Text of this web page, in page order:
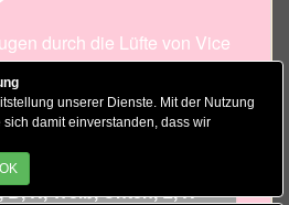
unserer Dienste. Mit der Nutzung
damit einverstanden, dass wir
OK
durch die Lüfte von Vice
gibt es diesen Cheat Code
Setz dich in ein A..
R, Weiß, Unten, L, R